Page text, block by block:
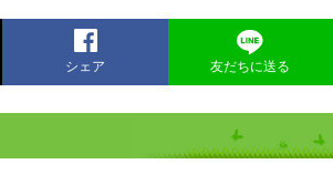
シェア 友だちに送る